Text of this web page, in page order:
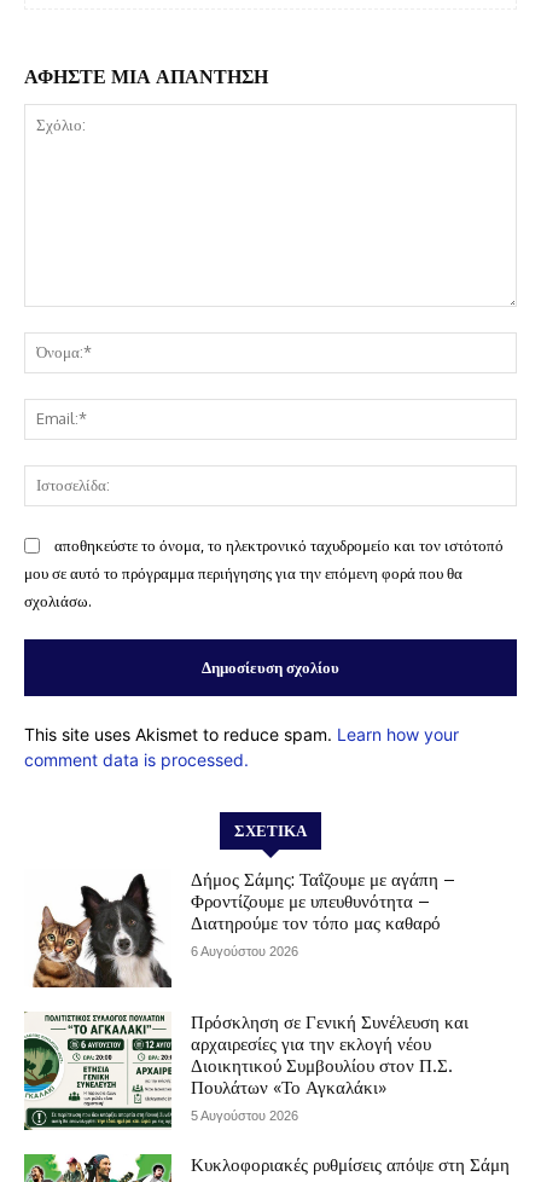
ΑΦΗΣΤΕ ΜΙΑ ΑΠΑΝΤΗΣΗ
αποθηκεύστε το όνομα, το ηλεκτρονικό ταχυδρομείο και τον ιστότοπό
μου σε αυτό το πρόγραμμα περιήγησης για την επόμενη φορά που θα
σχολιάσω.
This site uses Akismet to reduce spam. Learn how your
comment data is processed.
ΣΧΕΤΙΚΆ
Δήμος Σάμης: Ταΐζουμε με αγάπη –
Φροντίζουμε με υπευθυνότητα –
Διατηρούμε τον τόπο μας καθαρό
6 Αυγούστου 2026
Πρόσκληση σε Γενική Συνέλευση και
αρχαιρεσίες για την εκλογή νέου
Διοικητικού Συμβουλίου στον Π.Σ.
Πουλάτων «Το Αγκαλάκι»
5 Αυγούστου 2026
Κυκλοφοριακές ρυθμίσεις απόψε στη Σάμη